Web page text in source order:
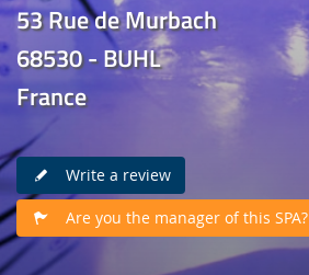
53 Rue de Murbach
68530 - BUHL
France
Write a review
Are you the manager of this SPA?